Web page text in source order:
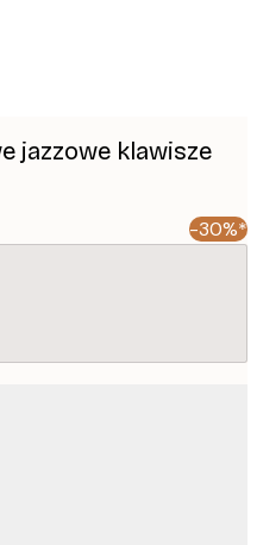
jazzowe klawisze
-30%*